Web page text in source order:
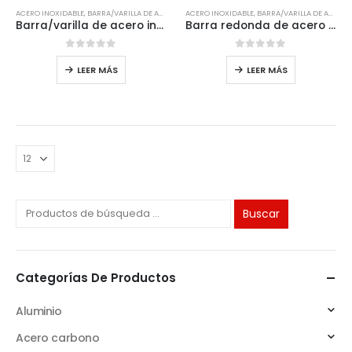
ACERO INOXIDABLE, BARRA/VARILLA DE ACERO INOXIDABLE
Barra/varilla de acero inoxidable
0de 5
LEER MÁS
ACERO INOXIDABLE, BARRA/VARILLA DE ACERO INOXIDABLE
Barra redonda de acero inoxidable 321
0de 5
LEER MÁS
Buscar
Categorías De Productos
Aluminio
Acero carbono